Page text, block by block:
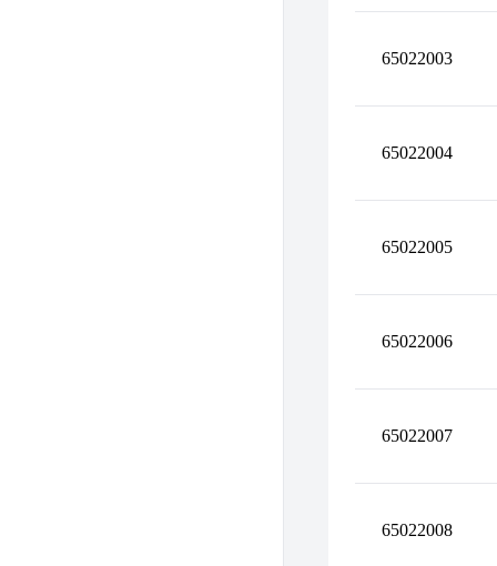
65022003
65022004
65022005
65022006
65022007
65022008